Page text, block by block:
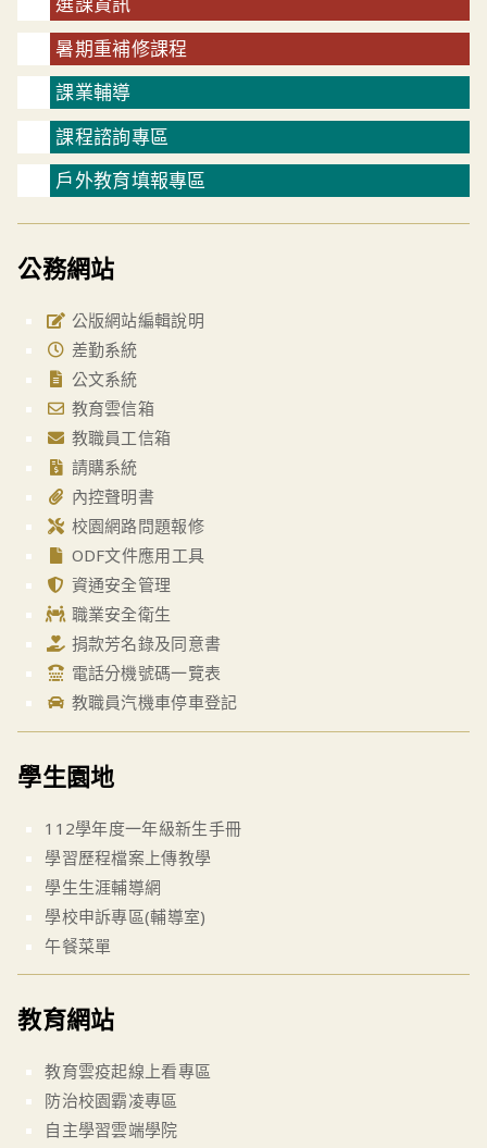
暑期重補修課程
課業輔導
課程諮詢專區
戶外教育填報專區
公務網站
公版網站編輯說明
差勤系統
公文系統
教育雲信箱
教職員工信箱
請購系統
內控聲明書
校園網路問題報修
ODF文件應用工具
資通安全管理
職業安全衛生
捐款芳名錄及同意書
電話分機號碼一覽表
教職員汽機車停車登記
學生園地
112學年度一年級新生手冊
學習歷程檔案上傳教學
學生生涯輔導網
學校申訴專區(輔導室)
午餐菜單
教育網站
教育雲疫起線上看專區
防治校園霸凌專區
自主學習雲端學院